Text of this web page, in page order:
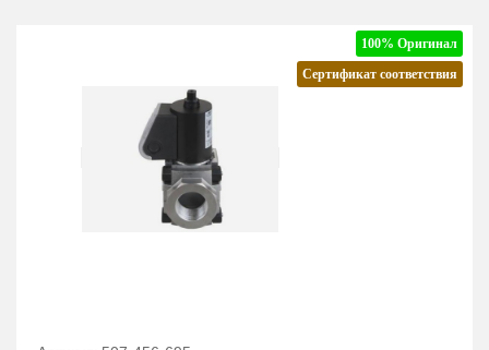
100% Оригинал
Сертификат соответствия